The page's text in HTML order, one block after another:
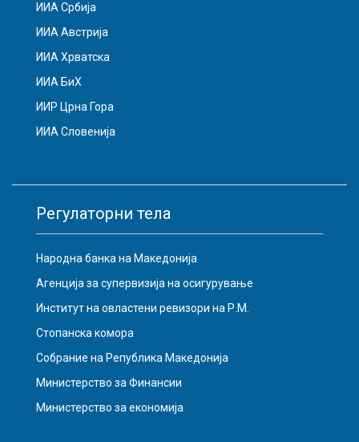
ИИА Србија
ИИА Австрија
ИИА Хрватска
ИИА БиХ
ИИР Црна Гора
ИИА Словенија
Регулаторни тела
Народна банка на Македонија
Агенција за супервизија на осигурување
Институт на овластени ревизори на Р.М.
Стопанска комора
Собрание на Република Македонија
Министерство за Финансии
Министерство за економија